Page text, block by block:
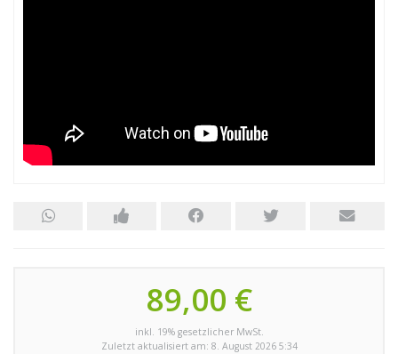
89,00 €
inkl. 19% gesetzlicher MwSt.
Zuletzt aktualisiert am: 8. August 2026 5:34